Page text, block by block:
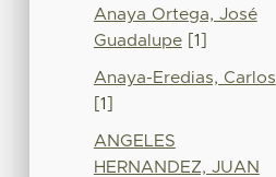
Anaya Ortega, José
Guadalupe[1]
Anaya-Eredias, Carlos
[1]
ANGELES
HERNANDEZ, JUAN